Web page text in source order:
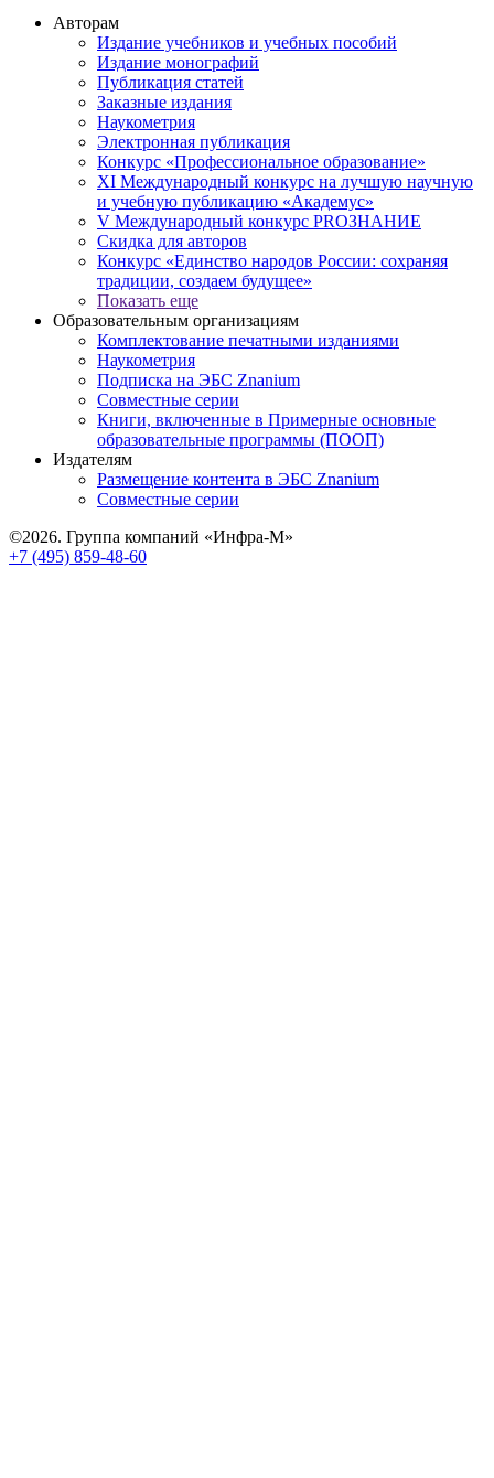
Авторам
Издание учебников и учебных пособий
Издание монографий
Публикация статей
Заказные издания
Наукометрия
Электронная публикация
Конкурс «Профессиональное образование»
XI Международный конкурс на лучшую научную
и учебную публикацию «Академус»
V Международный конкурс PROЗНАНИЕ
Скидка для авторов
Конкурс «Единство народов России: сохраняя
традиции, создаем будущее»
Показать еще
Образовательным организациям
Комплектование печатными изданиями
Наукометрия
Подписка на ЭБС Znanium
Совместные серии
Книги, включенные в Примерные основные
образовательные программы (ПООП)
Издателям
Размещение контента в ЭБС Znanium
Совместные серии
©2026. Группа компаний «Инфра-М»
+7 (495) 859-48-60